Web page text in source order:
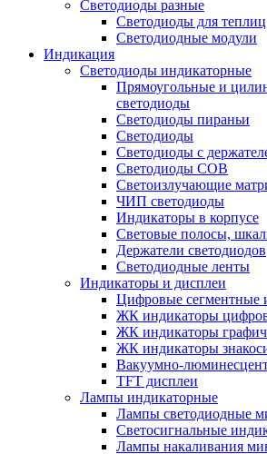
Светодиоды разные
Светодиоды для теплиц
Светодиодные модули
Индикация
Светодиоды индикаторные
Прямоугольные и
светодиоды
Светодиоды пираньи
Светодиоды
Светодиоды с
Светодиоды COB
Светоизлучающие
ЧИП светодиоды
Индикаторы в корпусе
Световые полосы,
Держатели светодиодов
Светодиодные ленты
Индикаторы и дисплеи
Цифровые сегментные
ЖК индикаторы
ЖК индикаторы
ЖК индикаторы
Вакуумно-
TFT дисплеи
Лампы индикаторные
Лампы светодиодные
Светосигнальные
Лампы накаливания